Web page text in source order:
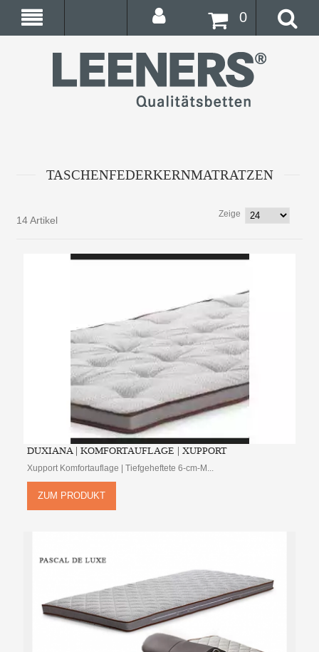
0
TASCHENFEDERKERNMATRATZEN
14 Artikel
Zeige
DUXIANA | KOMFORTAUFLAGE | XUPPORT
Xupport Komfortauflage | Tiefgeheftete 6-cm-M...
ZUM PRODUKT